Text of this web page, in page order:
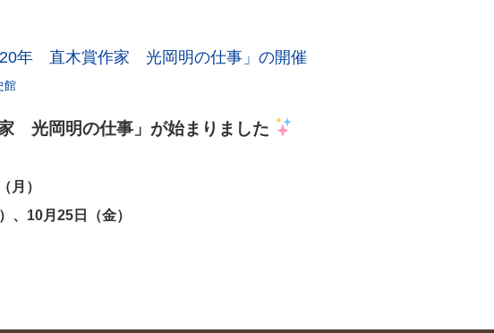
20年 直木賞作家 光岡明の仕事」の開催
館
光岡明の仕事」が始まりました
月）
、10月25日（金）